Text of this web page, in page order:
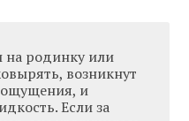
родинку или
возникнут
и
Если за